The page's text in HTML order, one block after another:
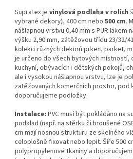
Supratex je vinylová podlaha v rolích
vybrané dekory), 400 cm nebo 500 cm.
nášlapnou vrstvu 0,40 mm s PUR lakem
výšku 2,90 mm, zátěžovou třídu 23/32/
kolekci různých dekorů prken, parket,
je určeno do všech bytových místností,
kuchyní, obývacích i dětských pokojů,
ale i vysokou nášlapnou vrstvu, lze je
zatěžovaných komerčních prostor, pod
doporučujeme podložky.
Instalace: PVC musí být pokládáno na
podklad (např. na stěrku či broušené
cm mají nosnou strukturu ze skelného
celoplošně fixovat nebo lepit. Šíře 500
polypropylenové tkaniny a